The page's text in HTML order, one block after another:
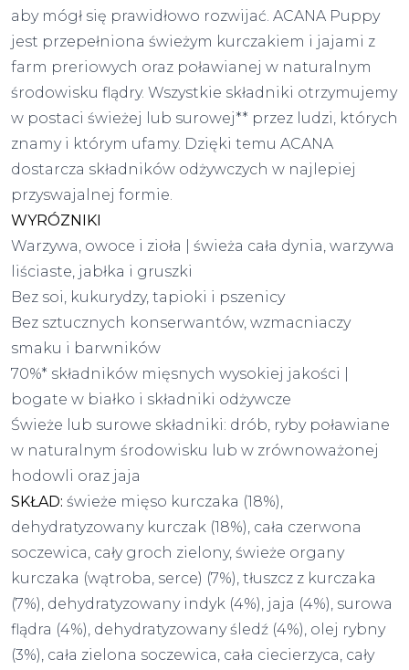
aby mógł się prawidłowo rozwijać. ACANA Puppy
jest przepełniona świeżym kurczakiem i jajami z
farm preriowych oraz poławianej w naturalnym
środowisku flądry. Wszystkie składniki otrzymujemy
w postaci świeżej lub surowej** przez ludzi, których
znamy i którym ufamy. Dzięki temu ACANA
dostarcza składników odżywczych w najlepiej
przyswajalnej formie.
WYRÓZNIKI
Warzywa, owoce i zioła | świeża cała dynia, warzywa
liściaste, jabłka i gruszki
Bez soi, kukurydzy, tapioki i pszenicy
Bez sztucznych konserwantów, wzmacniaczy
smaku i barwników
70%* składników mięsnych wysokiej jakości |
bogate w białko i składniki odżywcze
Świeże lub surowe składniki: drób, ryby poławiane
w naturalnym środowisku lub w zrównoważonej
hodowli oraz jaja
SKŁAD: świeże mięso kurczaka (18%),
dehydratyzowany kurczak (18%), cała czerwona
soczewica, cały groch zielony, świeże organy
kurczaka (wątroba, serce) (7%), tłuszcz z kurczaka
(7%), dehydratyzowany indyk (4%), jaja (4%), surowa
flądra (4%), dehydratyzowany śledź (4%), olej rybny
(3%), cała zielona soczewica, cała ciecierzyca, cały